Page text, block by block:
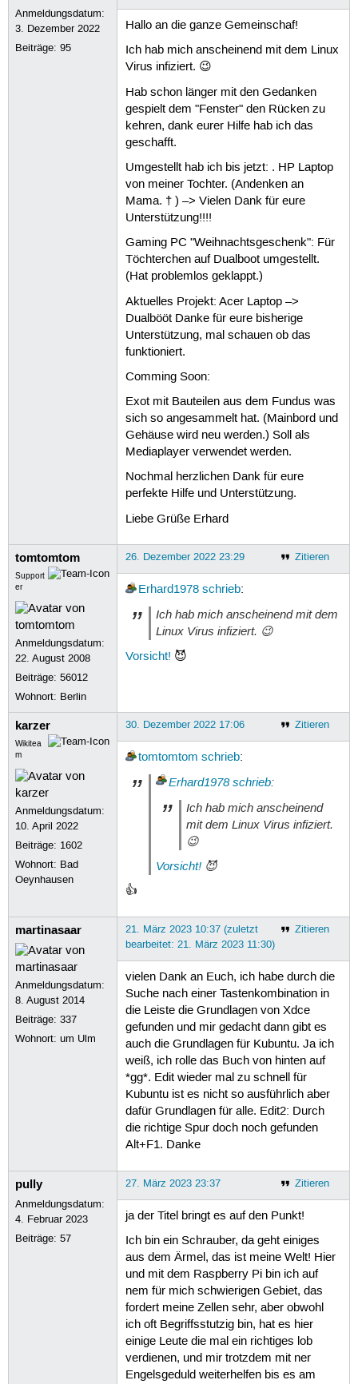
Anmeldungsdatum:
3. Dezember 2022
Beiträge:95
Hallo an die ganze Gemeinschaf!
Ich hab mich anscheinend mit dem Linux
Virus infiziert. 😉
Hab schon länger mit den Gedanken
gespielt dem "Fenster" den Rücken zu
kehren, dank eurer Hilfe hab ich das
geschafft.
Umgestellt hab ich bis jetzt: . HP Laptop
von meiner Tochter. (Andenken an
Mama. † ) –> Vielen Dank für eure
Unterstützung!!!!
Gaming PC "Weihnachtsgeschenk": Für
Töchterchen auf Dualboot umgestellt.
(Hat problemlos geklappt.)
Aktuelles Projekt: Acer Laptop –>
Dualbööt Danke für eure bisherige
Unterstützung, mal schauen ob das
funktioniert.
Comming Soon:
Exot mit Bauteilen aus dem Fundus was
sich so angesammelt hat. (Mainbord und
Gehäuse wird neu werden.) Soll als
Mediaplayer verwendet werden.
Nochmal herzlichen Dank für eure
perfekte Hilfe und Unterstützung.
Liebe Grüße Erhard
tomtomtom
Support
er
Anmeldungsdatum:
22. August 2008
Beiträge:56012
Wohnort: Berlin
Zitieren
26. Dezember 2022 23:29
Erhard1978 schrieb:
Ich hab mich anscheinend mit dem
Linux Virus infiziert. 😉
Vorsicht! 😈
karzer
Wikitea
m
Anmeldungsdatum:
10. April 2022
Beiträge: 1602
Wohnort: Bad
Oeynhausen
Zitieren
30. Dezember 2022 17:06
tomtomtom schrieb:
Erhard1978 schrieb:
Ich hab mich anscheinend
mit dem Linux Virus infiziert.
😉
Vorsicht!😈
👍
martinasaar
Anmeldungsdatum:
8. August 2014
Beiträge:337
Wohnort: um Ulm
Zitieren
21. März 2023 10:37 (zuletzt
bearbeitet: 21. März 2023 11:30)
vielen Dank an Euch, ich habe durch die
Suche nach einer Tastenkombination in
die Leiste die Grundlagen von Xdce
gefunden und mir gedacht dann gibt es
auch die Grundlagen für Kubuntu. Ja ich
weiß, ich rolle das Buch von hinten auf
*gg*. Edit wieder mal zu schnell für
Kubuntu ist es nicht so ausführlich aber
dafür Grundlagen für alle. Edit2: Durch
die richtige Spur doch noch gefunden
Alt+F1. Danke
pully
Anmeldungsdatum:
4. Februar 2023
Beiträge:57
Zitieren
27. März 2023 23:37
ja der Titel bringt es auf den Punkt!
Ich bin ein Schrauber, da geht einiges
aus dem Ärmel, das ist meine Welt! Hier
und mit dem Raspberry Pi bin ich auf
nem für mich schwierigen Gebiet, das
fordert meine Zellen sehr, aber obwohl
ich oft Begriffsstutzig bin, hat es hier
einige Leute die mal ein richtiges lob
verdienen, und mir trotzdem mit ner
Engelsgeduld weiterhelfen bis es am